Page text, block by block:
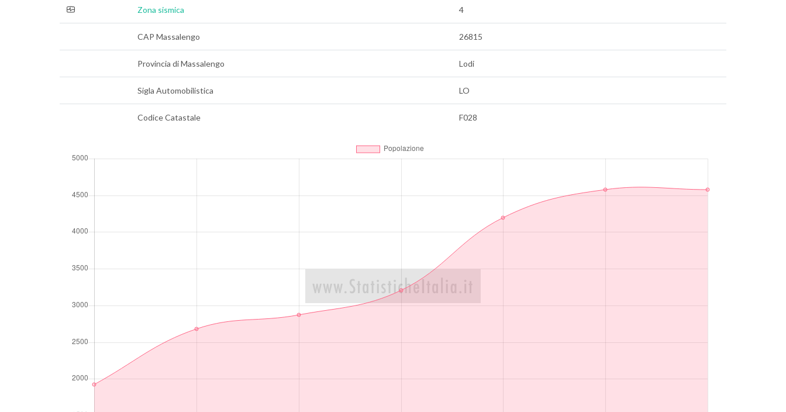
Zona sismica 4
CAP Massalengo 26815
Provincia di Massalengo Lodi
Sigla Automobilistica LO
Codice Catastale F028